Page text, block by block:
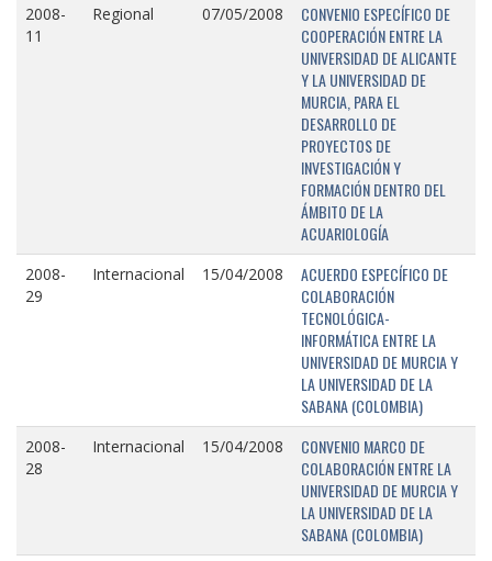
2008-
11
Regional 07/05/2008
CONVENIO ESPECÍFICO DE
COOPERACIÓN ENTRE LA
UNIVERSIDAD DE ALICANTE
Y LA UNIVERSIDAD DE
MURCIA, PARA EL
DESARROLLO DE
PROYECTOS DE
INVESTIGACIÓN Y
FORMACIÓN DENTRO DEL
ÁMBITO DE LA
ACUARIOLOGÍA
2008-
29
Internacional 15/04/2008
ACUERDO ESPECÍFICO DE
COLABORACIÓN
TECNOLÓGICA-
INFORMÁTICA ENTRE LA
UNIVERSIDAD DE MURCIA Y
LA UNIVERSIDAD DE LA
SABANA (COLOMBIA)
2008-
28
Internacional 15/04/2008
CONVENIO MARCO DE
COLABORACIÓN ENTRE LA
UNIVERSIDAD DE MURCIA Y
LA UNIVERSIDAD DE LA
SABANA (COLOMBIA)